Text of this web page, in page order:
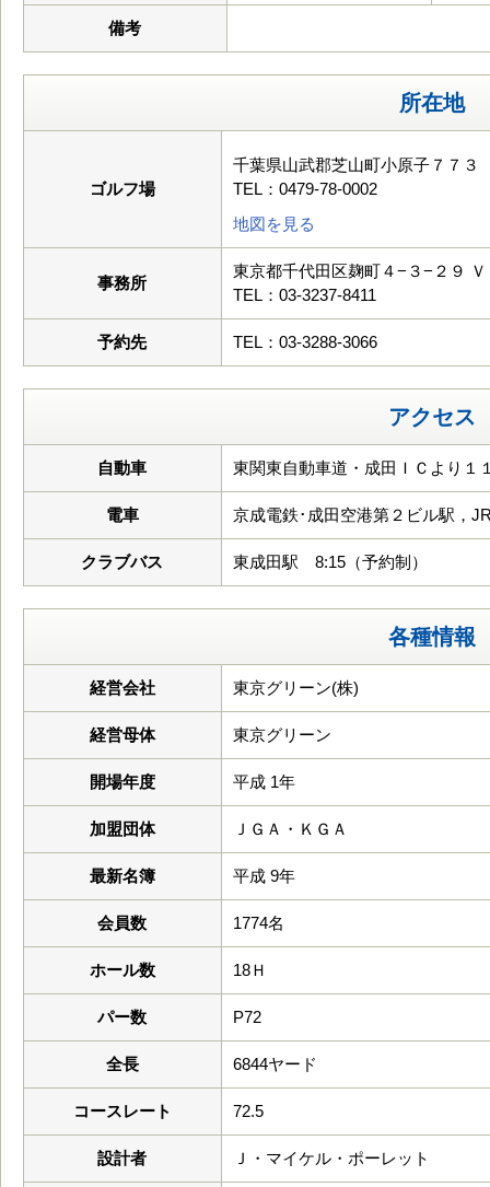
備考
所在地
ゴルフ場
千葉県山武郡芝山町小原子７７３
TEL：0479-78-0002
地図を見る
事務所
東京都千代田区麹町４−３−２９
TEL：03-3237-8411
予約先 TEL：03-3288-3066
アクセス
自動車 東関東自動車道・成田ＩＣより１
電車 京成電鉄･成田空港第２ビル駅，
クラブバス 東成田駅 8:15（予約制）
各種情報
経営会社 東京グリーン(株)
経営母体 東京グリーン
開場年度 平成 1年
加盟団体 ＪＧＡ・ＫＧＡ
最新名簿 平成 9年
会員数 1774名
ホール数 18Ｈ
パー数 P72
全長 6844ヤード
コースレート 72.5
設計者 Ｊ・マイケル・ポーレット